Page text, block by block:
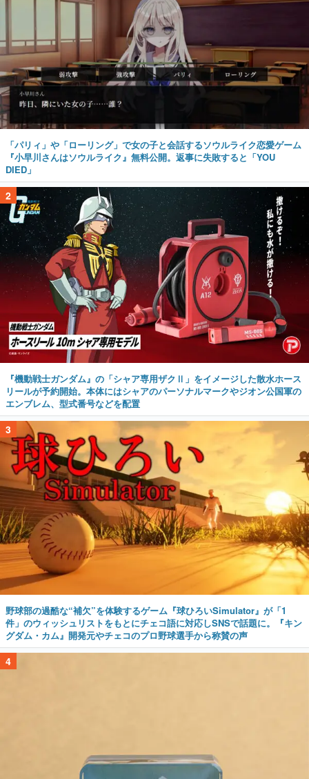
「パリィ」や「ローリング」で女の子と会話するソウルライク恋愛ゲーム
『小早川さんはソウルライク』無料公開。返事に失敗すると「YOU
DIED」
2
『機動戦士ガンダム』の「シャア専用ザクⅡ」をイメージした散水ホース
リールが予約開始。本体にはシャアのパーソナルマークやジオン公国軍の
エンブレム、型式番号などを配置
3
野球部の過酷な“補欠”を体験するゲーム『球ひろいSimulator』が「1
件」のウィッシュリストをもとにチェコ語に対応しSNSで話題に。『キン
グダム・カム』開発元やチェコのプロ野球選手から称賛の声
4